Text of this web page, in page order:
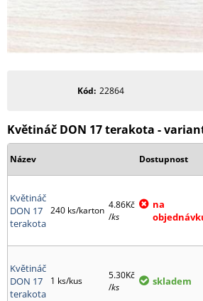
Kód 22864
Květináč DON 17 terakota -
Název Dostupnost
Květináč
DON 17
terakota
240 ks/karton 4.86Kč
/ks
na
Květináč
DON 17
terakota
1 ks/kus
5.30Kč
/ks skladem